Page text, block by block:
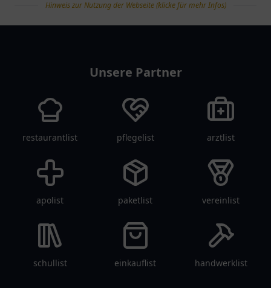
Hinweis zur Nutzung der Webseite (klicke für mehr Infos)
Unsere Partner
restaurantlist pflegelist arztlist
apolist paketlist vereinlist
schullist einkauflist handwerklist